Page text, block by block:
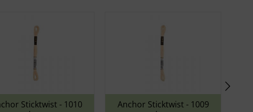
Anchor Sticktwist - 1009
Anchor Sticktwist - 1008